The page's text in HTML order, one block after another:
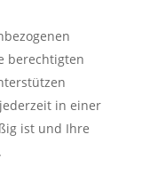
berechtigten
in einer
ist und Ihre